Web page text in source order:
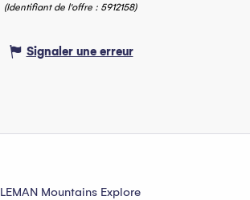
(Identifiant de l'offre : 5912158)
Signaler une erreur
LEMAN Mountains Explore